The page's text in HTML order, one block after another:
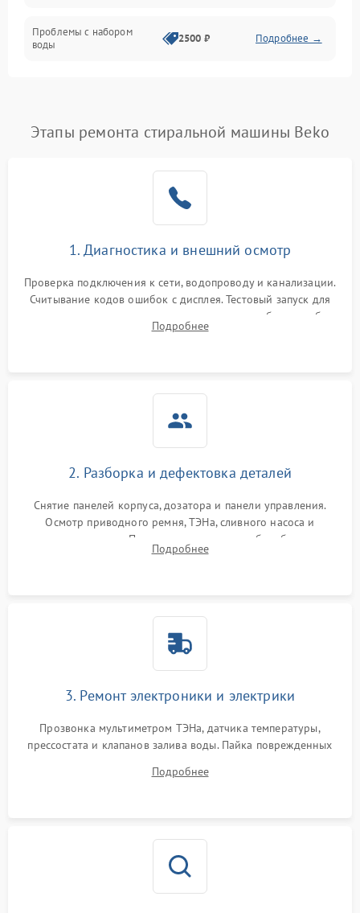
Проблемы с набором
воды
2500 ₽ Подробнее →
Замена платы управления Подробнее →
Этапы ремонта стиральной машины Beko
1. Диагностика и внешний осмотр
Проверка подключения к сети, водопроводу и канализации.
Считывание кодов ошибок с дисплея. Тестовый запуск для
выявления посторонних шумов, протечек или сбоев в работе
электронного модуля управления.
Подробнее
2. Разборка и дефектовка деталей
Снятие панелей корпуса, дозатора и панели управления.
Осмотр приводного ремня, ТЭНа, сливного насоса и
амортизаторов. Проверка подшипников барабана и
крестовины на износ, а манжеты люка на разрывы.
Подробнее
3. Ремонт электроники и электрики
Прозвонка мультиметром ТЭНа, датчика температуры,
прессостата и клапанов залива воды. Пайка поврежденных
Восстановление целостности проводки и контактов.
Подробнее